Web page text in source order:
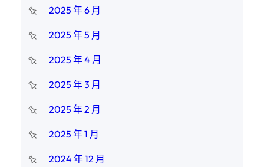
2025 年 6 月
2025 年 5 月
2025 年 4 月
2025 年 3 月
2025 年 2 月
2025 年 1 月
2024 年 12 月